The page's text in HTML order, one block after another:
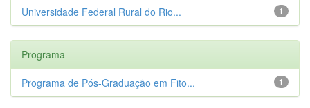
1
Universidade Federal Rural do Rio...
Programa
1
Programa de Pós-Graduação em Fito...